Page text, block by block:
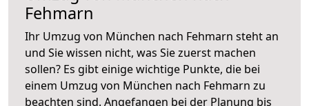
Fehmarn
Ihr Umzug von München nach Fehmarn steht an
und Sie wissen nicht, was Sie zuerst machen
sollen? Es gibt einige wichtige Punkte, die bei
einem Umzug von München nach Fehmarn zu
beachten sind. Angefangen bei der Planung bis